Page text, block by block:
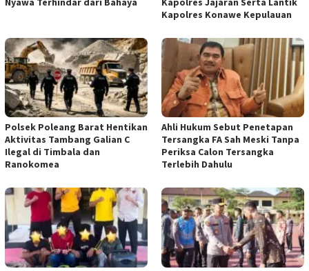
Kapolres Konawe Kepulauan
Polsek Poleang Barat Hentikan
Aktivitas Tambang Galian C
Ilegal di Timbala dan
Ranokomea
Ahli Hukum Sebut Penetapan
Tersangka FA Sah Meski Tanpa
Periksa Calon Tersangka
Terlebih Dahulu